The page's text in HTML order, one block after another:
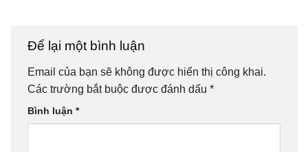
Để lại một bình luận
Email của bạn sẽ không được hiển thị công khai.
Các trường bắt buộc được đánh dấu *
Bình luận *